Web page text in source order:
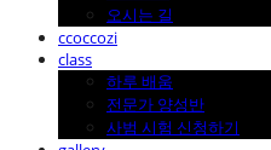
오시는 길
ccoccozi
class
하루 배움
전문가 양성반
사범 시험 신청하기